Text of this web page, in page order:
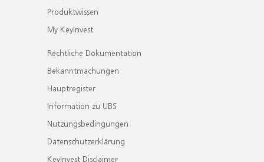
Produktwissen
My KeyInvest
Rechtliche Dokumentation
Bekanntmachungen
Hauptregister
Information zu UBS
Nutzungsbedingungen
Datenschutzerklärung
KeyInvest Disclaimer